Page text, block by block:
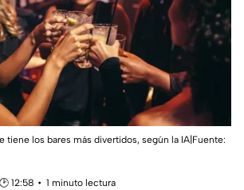
tiene los bares más divertidos, según la IA|Fuente:
12:58
1 minuto lectura